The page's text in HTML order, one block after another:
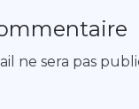
ne sera pas